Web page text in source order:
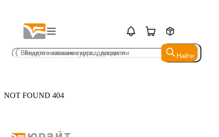
Найти
Найти
NOT FOUND 404